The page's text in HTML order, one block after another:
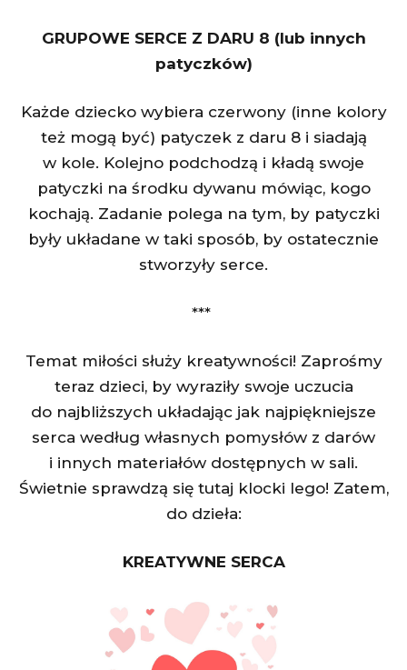
GRUPOWE SERCE Z DARU 8 (lub innych
patyczków)
Każde dziecko wybiera czerwony (inne kolory
też mogą być) patyczek z daru 8 i siadają
w kole. Kolejno podchodzą i kładą swoje
patyczki na środku dywanu mówiąc, kogo
kochają. Zadanie polega na tym, by patyczki
były układane w taki sposób, by ostatecznie
stworzyły serce.
***
Temat miłości służy kreatywności! Zaprośmy
teraz dzieci, by wyraziły swoje uczucia
do najbliższych układając jak najpiękniejsze
serca według własnych pomysłów z darów
i innych materiałów dostępnych w sali.
Świetnie sprawdzą się tutaj klocki lego! Zatem,
do dzieła:
KREATYWNE SERCA